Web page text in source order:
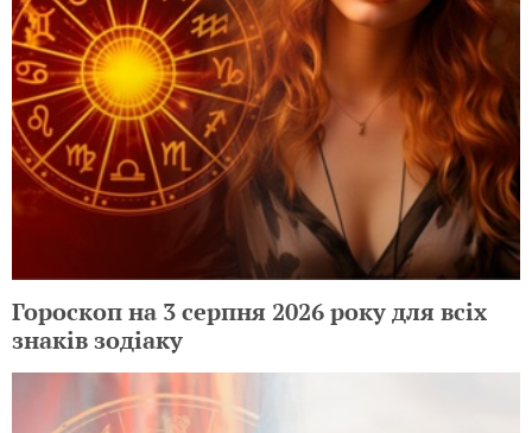
Гороскоп на 3 серпня 2026 року для всіх
знаків зодіаку